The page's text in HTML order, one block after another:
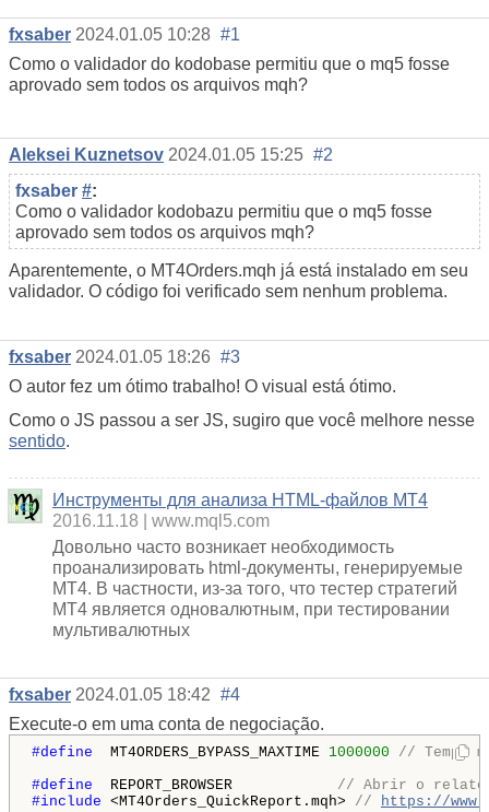
fxsaber 2024.01.05 10:28 #1
Como o validador do kodobase permitiu que o mq5 fosse
aprovado sem todos os arquivos mqh?
Aleksei Kuznetsov 2024.01.05 15:25 #2
fxsaber #:
Como o validador kodobazu permitiu que o mq5 fosse
aprovado sem todos os arquivos mqh?
Aparentemente, o MT4Orders.mqh já está instalado em seu
validador. O código foi verificado sem nenhum problema.
fxsaber 2024.01.05 18:26 #3
O autor fez um ótimo trabalho! O visual está ótimo.
Como o JS passou a ser JS, sugiro que você melhore nesse
sentido.
Инструменты для анализа HTML-файлов MT4
2016.11.18
www.mql5.com
Довольно часто возникает необходимость
проанализировать html-документы, генерируемые
МТ4. В частности, из-за того, что тестер стратегий
МТ4 является одновалютным, при тестировании
мультивалютных
fxsaber 2024.01.05 18:42 #4
Execute-o em uma conta de negociação.
#define MT4ORDERS_BYPASS_MAXTIME 1000000
// Tempo
#define
REPORT_BROWSER // Abrir o
#include <MT4Orders_QuickReport.mqh> // https://